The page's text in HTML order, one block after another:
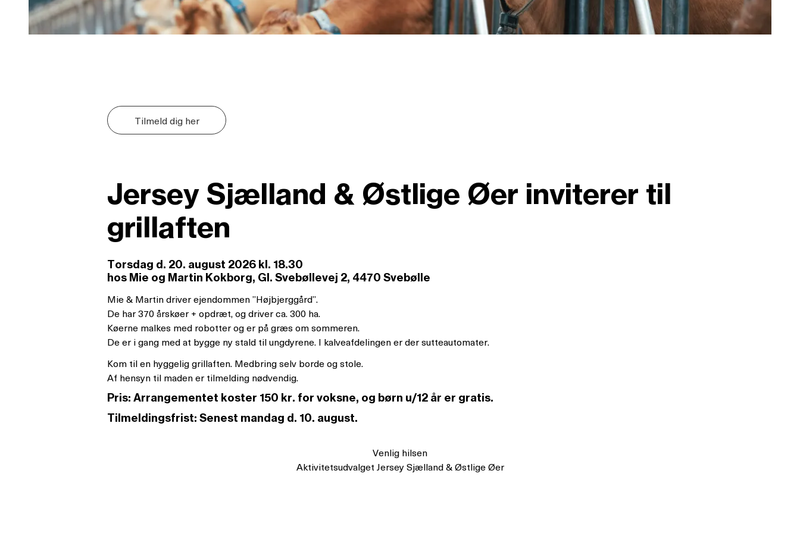
Tilmeld dig her
Jersey Sjælland & Østlige Øer inviterer til
grillaften
Torsdag d. 20. august 2026 kl. 18.30
hos Mie og Martin Kokborg, Gl. Svebøllevej 2, 4470 Svebølle
Mie & Martin driver ejendommen ”Højbjerggård”.
De har 370 årskøer + opdræt, og driver ca. 300 ha.
Køerne malkes med robotter og er på græs om sommeren.
De er i gang med at bygge ny stald til ungdyrene. I kalveafdelingen er der sutteautomater.
Kom til en hyggelig grillaften. Medbring selv borde og stole.
Af hensyn til maden er tilmelding nødvendig.
Pris: Arrangementet koster 150 kr. for voksne, og børn u/12 år er gratis.
Tilmeldingsfrist: Senest mandag d. 10. august.
Venlig hilsen
Aktivitetsudvalget Jersey Sjælland & Østlige Øer